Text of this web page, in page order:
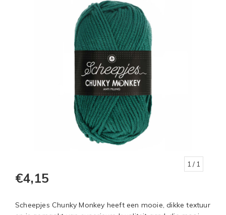
1 / 1
€4,15
Scheepjes Chunky Monkey heeft een mooie, dikke textuur